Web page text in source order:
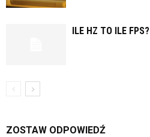
ILE HZ TO ILE FPS?
ZOSTAW ODPOWIEDŹ